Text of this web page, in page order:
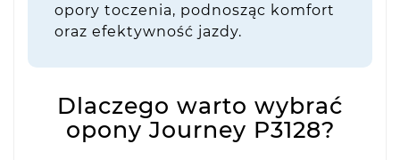
opory toczenia, podnosząc komfort
oraz efektywność jazdy.
Dlaczego warto wybrać
opony Journey P3128?